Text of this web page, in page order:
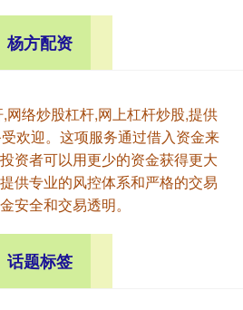
杨方配资
网络炒股杠杆,网上杠杆炒股,提供
欢迎。这项服务通过借入资金来
资者可以用更少的资金获得更大
供专业的风控体系和严格的交易
安全和交易透明。
话题标签